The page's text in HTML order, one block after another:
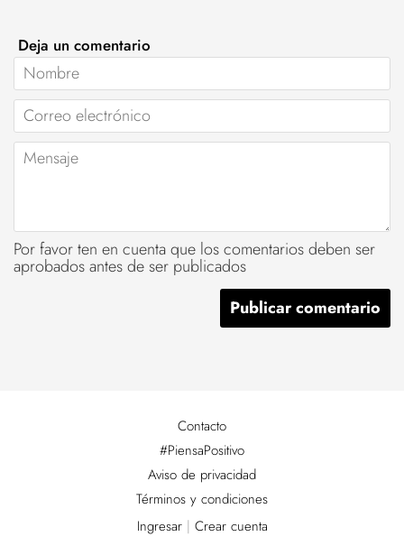
Deja un comentario
Nombre
Correo
electrónico
Mensaje
Por favor ten en cuenta que los comentarios deben ser
aprobados antes de ser publicados
Contacto
#PiensaPositivo
Aviso de privacidad
Términos y condiciones
Ingresar| Crear cuenta